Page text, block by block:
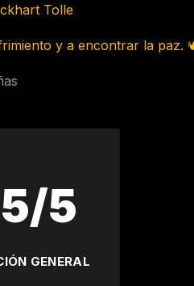
Tolle
y a encontrar la paz.
5
GENERAL